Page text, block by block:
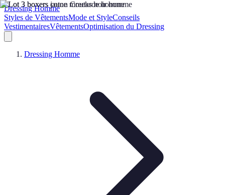
Dressing Homme
Styles de VêtementsMode et StyleConseils
VestimentairesVêtementsOptimisation du Dressing
Dressing Homme